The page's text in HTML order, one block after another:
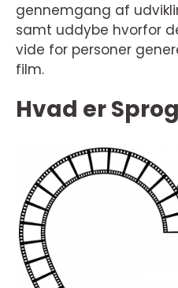
gennemgang af
samt uddybe hvorfor
vide for personer
film.
Hvad er